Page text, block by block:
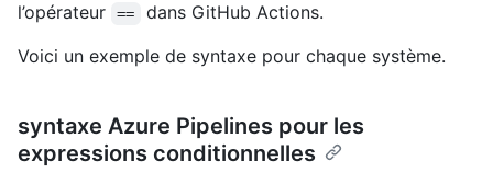
l’opérateur
==
dans GitHub Actions.
Voici un exemple de syntaxe pour chaque système.
syntaxe Azure Pipelines pour les
expressions conditionnelles